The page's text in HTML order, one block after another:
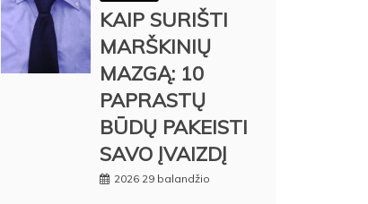
KAIP SURIŠTI
MARŠKINIŲ
MAZGĄ: 10
PAPRASTŲ
BŪDŲ PAKEISTI
SAVO ĮVAIZDĮ
2026 29 balandžio